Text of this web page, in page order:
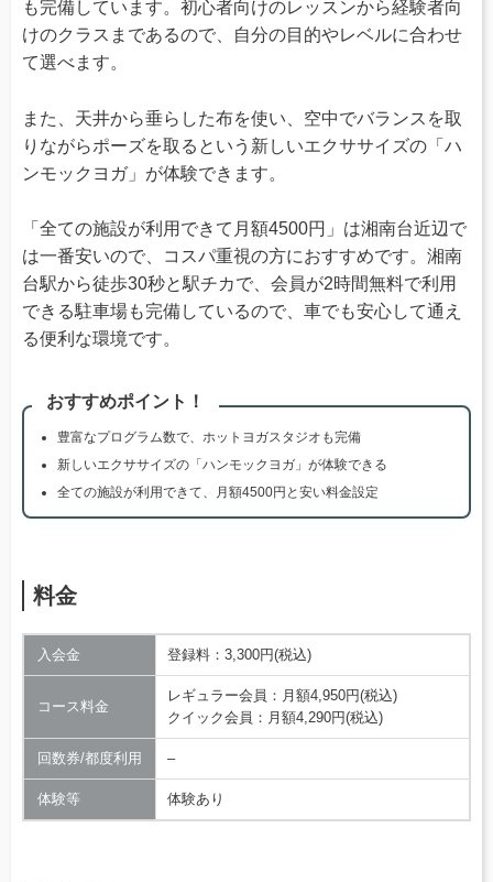
も完備しています。初心者向けのレッスンから経験者向
けのクラスまであるので、自分の目的やレベルに合わせ
て選べます。
また、天井から垂らした布を使い、空中でバランスを取
りながらポーズを取るという新しいエクササイズの「ハ
ンモックヨガ」が体験できます。
「全ての施設が利用できて月額4500円」は湘南台近辺で
は一番安いので、コスパ重視の方におすすめです。湘南
台駅から徒歩30秒と駅チカで、会員が2時間無料で利用
できる駐車場も完備しているので、車でも安心して通え
る便利な環境です。
おすすめポイント！
豊富なプログラム数で、ホットヨガスタジオも完備
新しいエクササイズの「ハンモックヨガ」が体験できる
全ての施設が利用できて、月額4500円と安い料金設定
料金
入会金 登録料：3,300円(税込)
コース料金
レギュラー会員：月額4,950円(税込)
クイック会員：月額4,290円(税込)
回数券/都度利用 –
体験等 体験あり